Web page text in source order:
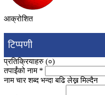
आक्रोशित
टिप्पणी
प्रतिक्रियाहरु (०)
तपाईंको नाम *
नाम चार शब्द भन्दा बढि लेख्न मिल्दैन